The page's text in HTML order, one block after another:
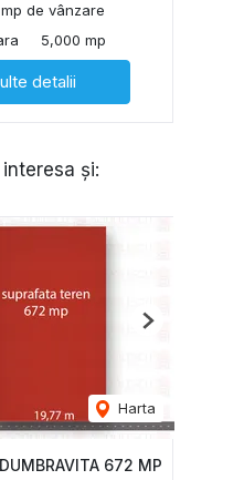
de vânzare
5,000 mp
detalii
și:
Harta
Next
672 MP